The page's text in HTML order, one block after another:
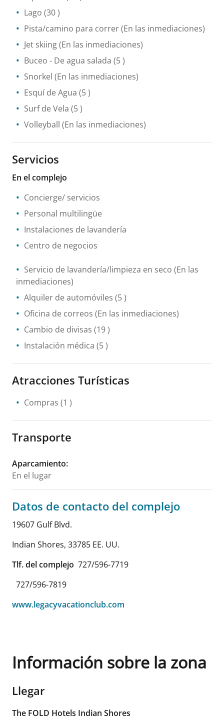
Lago (30 )
Pista/camino para correr(En las inmediaciones)
Jet skiing(En las inmediaciones)
Buceo - De agua salada (5 )
Snorkel (En las inmediaciones)
Esquí de Agua (5 )
Surf de Vela (5 )
Volleyball (En las inmediaciones)
Servicios
En el complejo
Concierge/ servicios
Personal multilingüe
Instalaciones de lavandería
Centro de negocios
Servicio de lavandería/limpieza en seco (En las
inmediaciones)
Alquiler de automóviles (5 )
Oficina de correos (En las inmediaciones)
Cambio de divisas (19 )
Instalación médica (5 )
Atracciones Turísticas
Compras (1 )
Transporte
Aparcamiento:
En el lugar
Datos de contacto del complejo
19607 Gulf Blvd.
Indian Shores, 33785 EE. UU.
Tlf. del complejo 727/596-7719
727/596-7819
www.legacyvacationclub.com
Información sobre la zona
Llegar
The FOLD Hotels Indian Shores